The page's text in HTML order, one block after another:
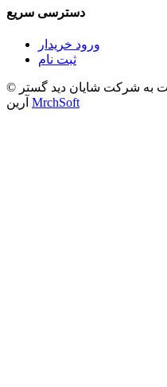
دسترسی سریع
ورود خریدار
ثبت نام
© تمامی حقوق این سایت متعلق است به شرکت شایان دید گستر
MrchSoft